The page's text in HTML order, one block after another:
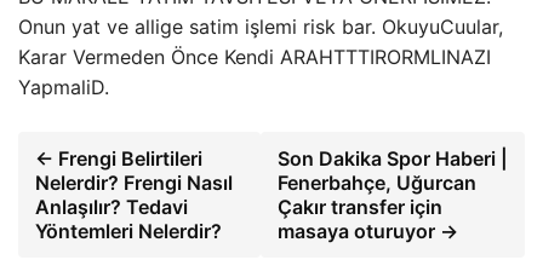
Onun yat ve allige satim işlemi risk bar. OkuyuCuular,
Karar Vermeden Önce Kendi ARAHTTTIRORMLINAZI
YapmaliD.
← Frengi Belirtileri
Nelerdir? Frengi Nasıl
Anlaşılır? Tedavi
Yöntemleri Nelerdir?
Son Dakika Spor Haberi |
Fenerbahçe, Uğurcan
Çakır transfer için
masaya oturuyor →